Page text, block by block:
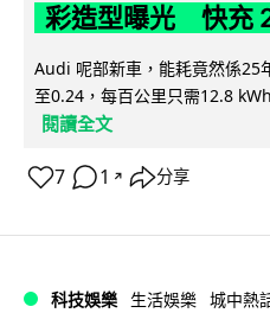
彩造型曝光 快充
Audi 呢部新車，能耗竟然係
至0.24，每百公里只需12.8
閱讀全文
7 1 ↗ 分享
科技娛樂 生活娛樂 城中熱